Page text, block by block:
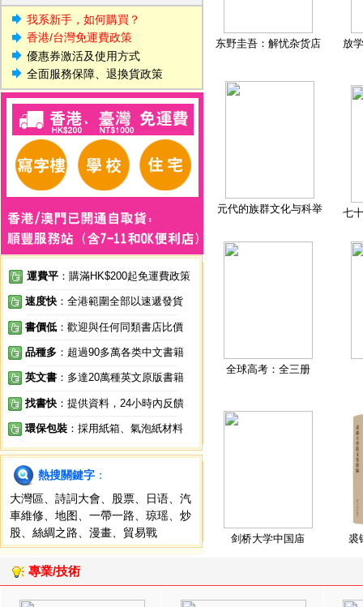
我系新手，如何購買？
香港/台灣免運費政策
優惠券激活及使用方式
全面服務保障、退換貨政策
運費平 ：購滿HK$200起免運費政策
速度快 ：全港範圍全部以速遞發貨
書價低 ：歡迎與任何同類書店比價
品種多 ：超過90多萬各类中文書籍
英文書 ：多達20萬種英文原版書籍
找書快 ：提供資料，24小時內反饋
環保包裝 ：採用紙箱、氣泡紙材料
熱搜關鍵字 ：
大灣區
詩詞大會 股票 日语
汽
車維修
地图 一帶一路 琼瑶
炒
股
絲綢之路 漫畫 貿易戰
东野圭吾：解忧杂货店 放
元代的族群文化与科举 七
全球高考：全三册
剑桥大学中国庙 裘
專業/技術